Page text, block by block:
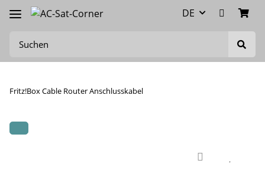
DE
Fritz!Box Cable Router Anschlusskabel